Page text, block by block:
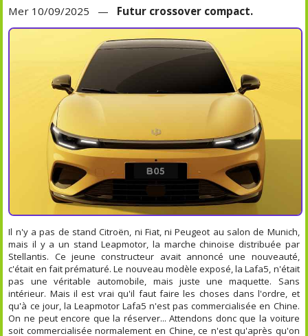
Mer 10/09/2025 — Futur crossover compact.
Il n'y a pas de stand Citroën, ni Fiat, ni Peugeot au salon de Munich,
mais il y a un stand Leapmotor, la marche chinoise distribuée par
Stellantis. Ce jeune constructeur avait annoncé une nouveauté,
c'était en fait prématuré. Le nouveau modèle exposé, la Lafa5, n'était
pas une véritable automobile, mais juste une maquette. Sans
intérieur. Mais il est vrai qu'il faut faire les choses dans l'ordre, et
qu'à ce jour, la Leapmotor Lafa5 n'est pas commercialisée en Chine.
On ne peut encore que la réserver... Attendons donc que la voiture
soit commercialisée normalement en Chine, ce n'est qu'après qu'on